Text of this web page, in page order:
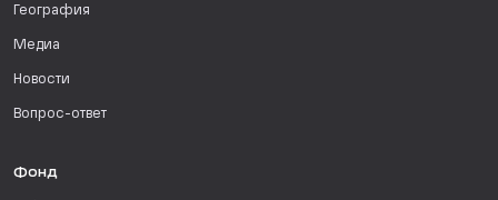
География
Медиа
Новости
Вопрос-ответ
Фонд